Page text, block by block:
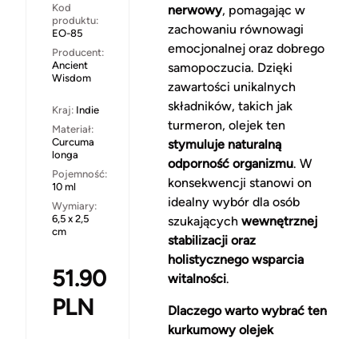
Kod
produktu:
EO-85
Producent:
Ancient
Wisdom
Kraj: Indie
Materiał:
Curcuma
longa
Pojemność:
10 ml
Wymiary:
6,5 x 2,5
cm
51.90
PLN
nerwowy, pomagając w
zachowaniu równowagi
emocjonalnej oraz dobrego
samopoczucia. Dzięki
zawartości unikalnych
składników, takich jak
turmeron, olejek ten
stymuluje naturalną
odporność organizmu. W
konsekwencji stanowi on
idealny wybór dla osób
szukających wewnętrznej
stabilizacji oraz
holistycznego wsparcia
witalności.
Dlaczego warto wybrać ten
kurkumowy olejek